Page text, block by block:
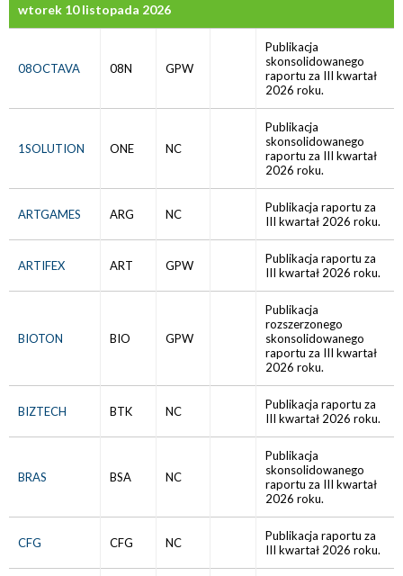
wtorek 10 listopada 2026
08OCTAVA 08N GPW
Publikacja
skonsolidowanego
raportu za III kwartał
2026 roku.
1SOLUTION ONE NC
Publikacja
skonsolidowanego
raportu za III kwartał
2026 roku.
ARTGAMES ARG NC
Publikacja raportu za
III kwartał 2026 roku.
ARTIFEX ART GPW
Publikacja raportu za
III kwartał 2026 roku.
BIOTON BIO GPW
Publikacja
rozszerzonego
skonsolidowanego
raportu za III kwartał
2026 roku.
BIZTECH BTK NC
Publikacja raportu za
III kwartał 2026 roku.
BRAS BSA NC
Publikacja
skonsolidowanego
raportu za III kwartał
2026 roku.
CFG CFG NC
Publikacja raportu za
III kwartał 2026 roku.